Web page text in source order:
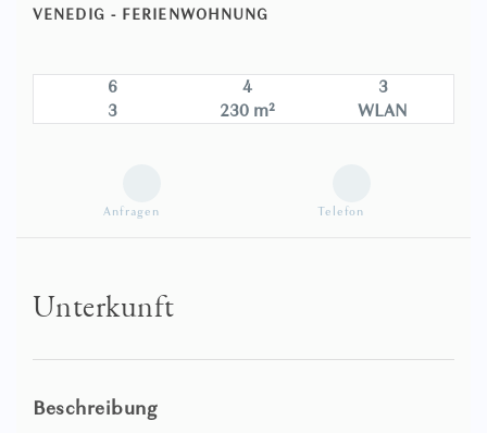
VENEDIG - FERIENWOHNUNG
6 4
3
3
230 m² WLAN
Anfragen Telefon
Unterkunft
Beschreibung